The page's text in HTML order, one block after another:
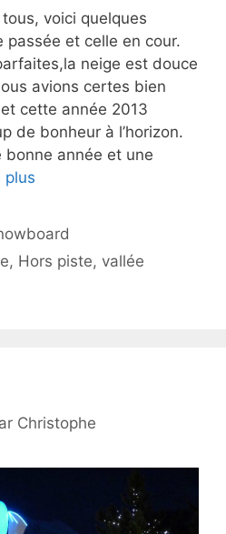
voici quelques
passée et celle en cour.
neige est douce
avions certes bien
cette année 2013
de bonheur à l’horizon.
bonne année et une
plus
, Hors piste, vallée
Christophe